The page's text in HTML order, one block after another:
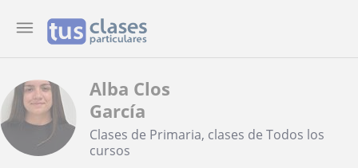
Alba Clos
García
Clases de Primaria, clases de Todos los
cursos